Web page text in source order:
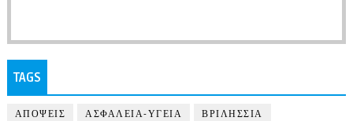
TAGS
ΑΠΟΨΕΙΣ ΑΣΦΑΛΕΙΑ-ΥΓΕΙΑ ΒΡΙΛΗΣΣΙΑ